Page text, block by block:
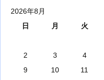
2026年8月
日
月 火
2
3 4
9
10 11